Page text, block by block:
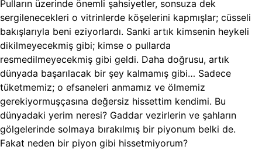
Pulların üzerinde önemli şahsiyetler, sonsuza dek
sergilenecekleri o vitrinlerde köşelerini kapmışlar; cüsseli
bakışlarıyla beni eziyorlardı. Sanki artık kimsenin heykeli
dikilmeyecekmiş gibi; kimse o pullarda
resmedilmeyecekmiş gibi geldi. Daha doğrusu, artık
dünyada başarılacak bir şey kalmamış gibi… Sadece
tüketmemiz; o efsaneleri anmamız ve ölmemiz
gerekiyormuşçasına değersiz hissettim kendimi. Bu
dünyadaki yerim neresi? Gaddar vezirlerin ve şahların
gölgelerinde solmaya bırakılmış bir piyonum belki de.
Fakat neden bir piyon gibi hissetmiyorum?